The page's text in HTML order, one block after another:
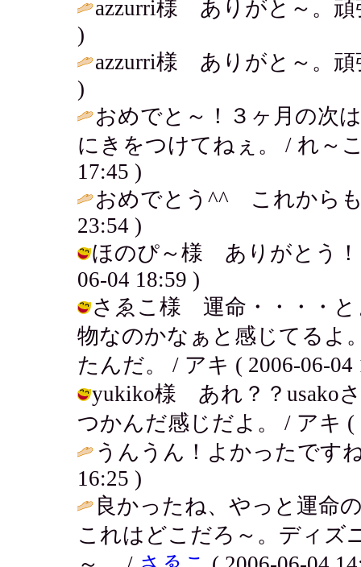
azzurri様 ありがと～。頑
)
azzurri様 ありがと～。頑
)
おめでと～！３ヶ月の次
にきをつけてねぇ。 / れ～
17:45 )
おめでとう^^ これから
23:54 )
ほのぴ～様 ありがとう！
06-04 18:59 )
さゑこ様 運命・・・・と
物なのかなぁと感じてるよ
たんだ。 / アキ ( 2006-06-04
yukiko様 あれ？？usako
つかんだ感じだよ。 / アキ (
うんうん！よかったです
16:25 )
良かったね、やっと運命
これはどこだろ～。ディズ